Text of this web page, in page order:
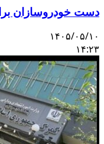
دست خودروسازان
۱۴۰۵/۰۵/۱۰
۱۴:۲۳